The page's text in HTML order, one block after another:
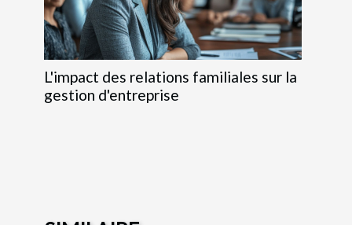
L'impact des relations familiales sur la
gestion d'entreprise